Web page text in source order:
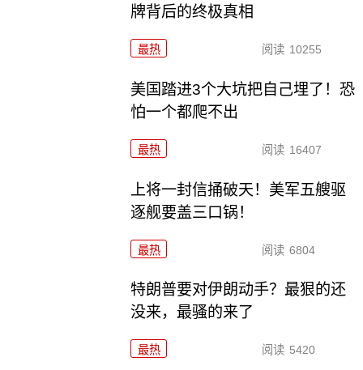
牌背后的终极真相
最热 阅读 10255
美国踏进3个大坑把自己埋了！恐
怕一个都爬不出
最热 阅读 16407
上将一封信捅破天！美军五艘驱
逐舰要盖三口锅！
最热 阅读 6804
特朗普要对伊朗动手？最狠的还
没来，最骚的来了
最热 阅读 5420